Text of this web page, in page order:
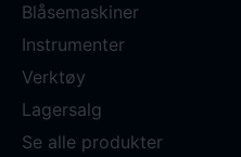
Blåsemaskiner
Instrumenter
Verktøy
Lagersalg
Se alle produkter